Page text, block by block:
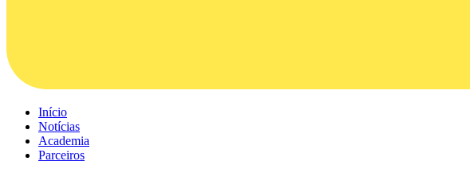
Início
Notícias
Academia
Parceiros